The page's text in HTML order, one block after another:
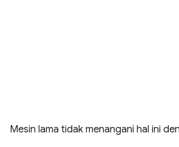
Mesin lama tidak menangani hal ini